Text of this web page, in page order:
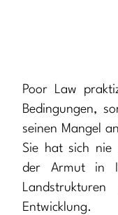
Poor Law
Bedingungen,
seinen Mangel
Sie hat sich nie
der Armut in
Entwicklung.